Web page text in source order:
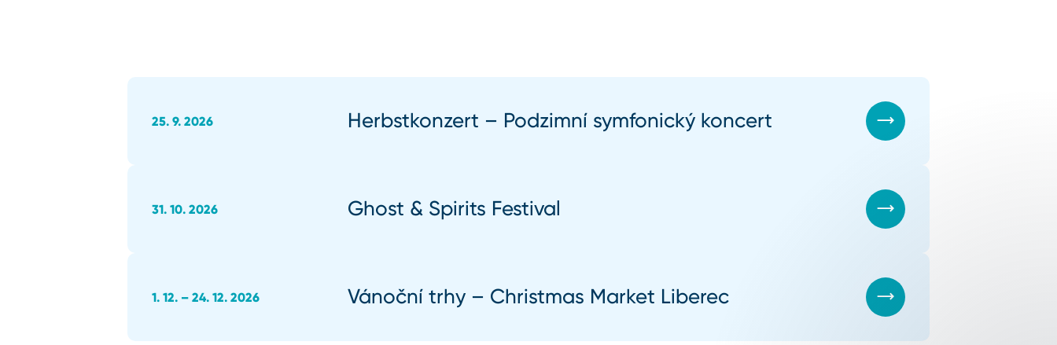
25. 9. 2026 Herbstkonzert – Podzimní symfonický koncert
31. 10. 2026 Ghost & Spirits Festival
1. 12. – 24. 12. 2026 Vánoční trhy – Christmas Market Liberec